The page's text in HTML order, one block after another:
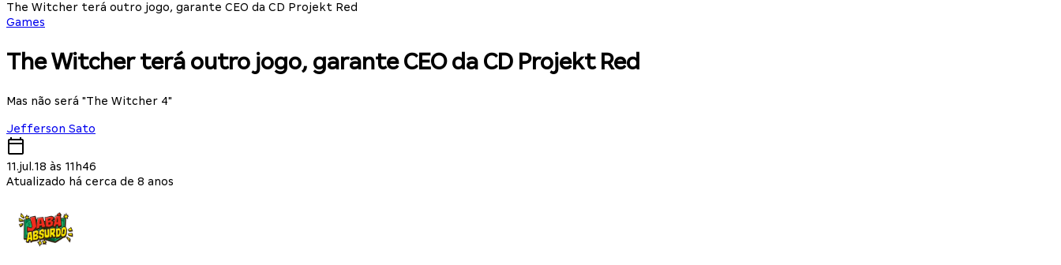
The Witcher terá outro jogo, garante CEO da CD Projekt Red
Games
The Witcher terá outro jogo, garante CEO da CD Projekt Red
Mas não será "The Witcher 4"
Jefferson Sato
11.jul.18 às 11h46
Atualizado há cerca de 8 anos